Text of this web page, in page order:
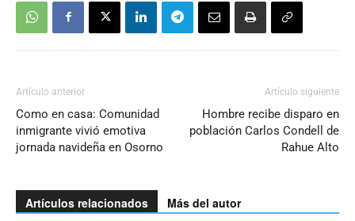
Artículo anterior
Como en casa: Comunidad
inmigrante vivió emotiva
jornada navideña en Osorno
Artículo siguiente
Hombre recibe disparo en
población Carlos Condell de
Rahue Alto
Artículos relacionados Más del autor